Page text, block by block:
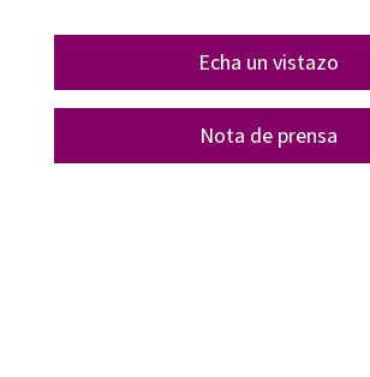
Echa un vistazo
Nota de prensa